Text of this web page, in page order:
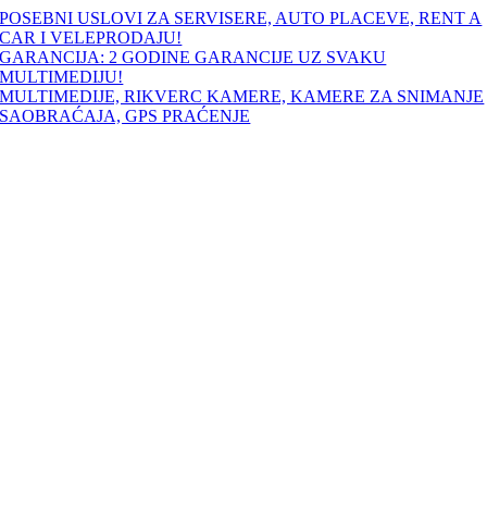
Skip
to
content
POSEBNI USLOVI ZA SERVISERE, AUTO PLACEVE, RENT A
CAR I VELEPRODAJU!
GARANCIJA: 2 GODINE GARANCIJE UZ SVAKU
MULTIMEDIJU!
MULTIMEDIJE, RIKVERC KAMERE, KAMERE ZA SNIMANJE
SAOBRAĆAJA, GPS PRAĆENJE